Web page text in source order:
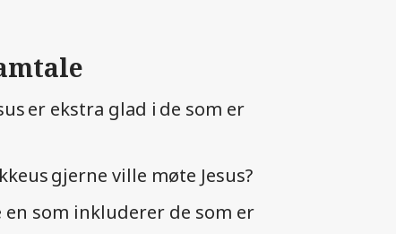
er ekstra glad i de som er
gjerne ville møte Jesus?
som inkluderer de som er